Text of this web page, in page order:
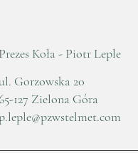
Prezes Koła - Piotr Leple
Gorzowska 20
65-127 Zielona Góra